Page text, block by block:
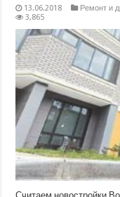
13.06.2018 Ремонт и
3,865